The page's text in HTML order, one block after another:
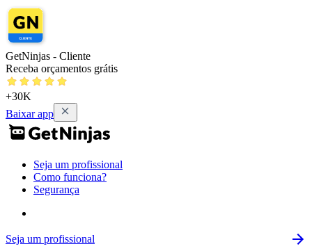
GetNinjas - Cliente
Receba orçamentos grátis
+30K
Baixar app
Seja um profissional
Como funciona?
Segurança
Seja um profissional